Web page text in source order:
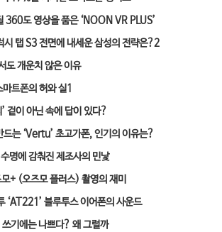
360도 영상을 품은 ‘NOON VR PLUS’
탭 S3 전면에 내세운 삼성의 전략은?2
도 개운치 않은 이유
트폰의 허와 실1
겉이 아닌 속에 답이 있다?
는 ‘Vertu’ 초고가폰, 인기의 이유는?
명에 감춰진 제조사의 민낯
+ (오즈모 플러스) 촬영의 재미
‘AT221’ 블루투스 이어폰의 사운드
기에는 나쁘다? 왜 그럴까